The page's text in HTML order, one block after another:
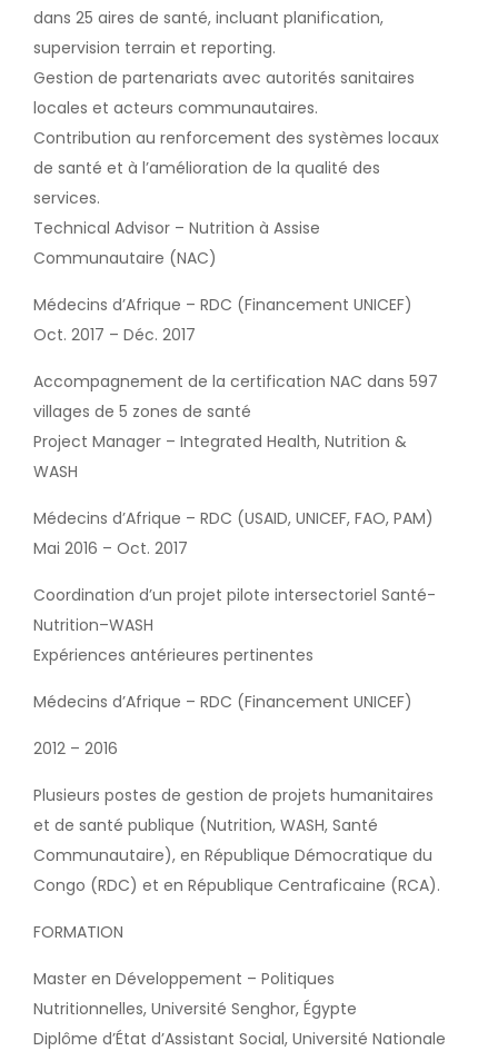
dans 25 aires de santé, incluant planification,
supervision terrain et reporting.
Gestion de partenariats avec autorités sanitaires
locales et acteurs communautaires.
Contribution au renforcement des systèmes locaux
de santé et à l’amélioration de la qualité des
services.
Technical Advisor – Nutrition à Assise
Communautaire (NAC)
Médecins d’Afrique – RDC (Financement UNICEF)
Oct. 2017 – Déc. 2017
Accompagnement de la certification NAC dans 597
villages de 5 zones de santé
Project Manager – Integrated Health, Nutrition &
WASH
Médecins d’Afrique – RDC (USAID, UNICEF, FAO, PAM)
Mai 2016 – Oct. 2017
Coordination d’un projet pilote intersectoriel Santé-
Nutrition–WASH
Expériences antérieures pertinentes
Médecins d’Afrique – RDC (Financement UNICEF)
2012 – 2016
Plusieurs postes de gestion de projets humanitaires
et de santé publique (Nutrition, WASH, Santé
Communautaire), en République Démocratique du
Congo (RDC) et en République Centraficaine (RCA).
FORMATION
Master en Développement – Politiques
Nutritionnelles, Université Senghor, Égypte
Diplôme d’État d’Assistant Social, Université Nationale